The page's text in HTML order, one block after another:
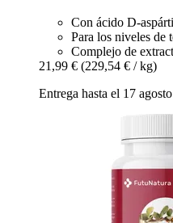
Con ácido D-
Para los niveles de
Complejo de
21,99 € (229,54 € / kg)
Entrega hasta el 17 agosto